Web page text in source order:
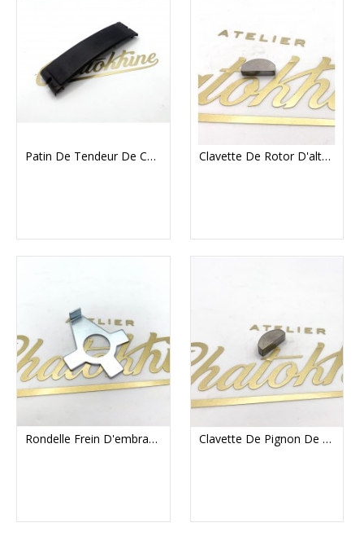
Patin De Tendeur De Chaine Primaire Triumph T140 Clavette De Rotor D'alternateur Norton
Rondelle Frein D'embrayage Norton Commando Clavette De Pignon De Vilebrequin Norton